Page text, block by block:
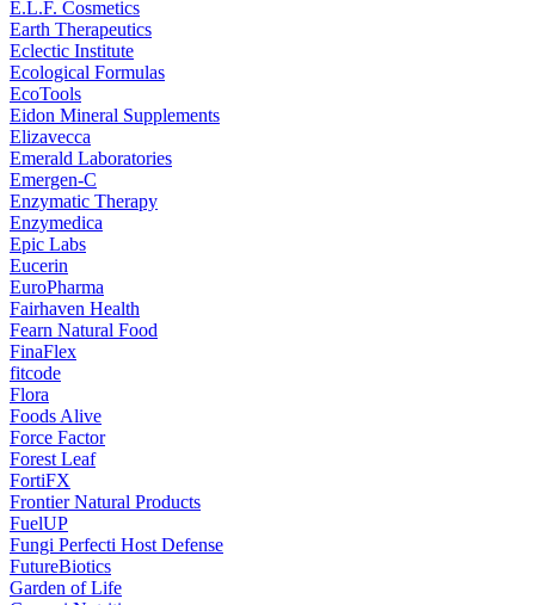
E.L.F. Cosmetics
Earth Therapeutics
Eclectic Institute
Ecological Formulas
EcoTools
Eidon Mineral Supplements
Elizavecca
Emerald Laboratories
Emergen-C
Enzymatic Therapy
Enzymedica
Epic Labs
Eucerin
EuroPharma
Fairhaven Health
Fearn Natural Food
FinaFlex
fitcode
Flora
Foods Alive
Force Factor
Forest Leaf
FortiFX
Frontier Natural Products
FuelUP
Fungi Perfecti Host Defense
FutureBiotics
Garden of Life